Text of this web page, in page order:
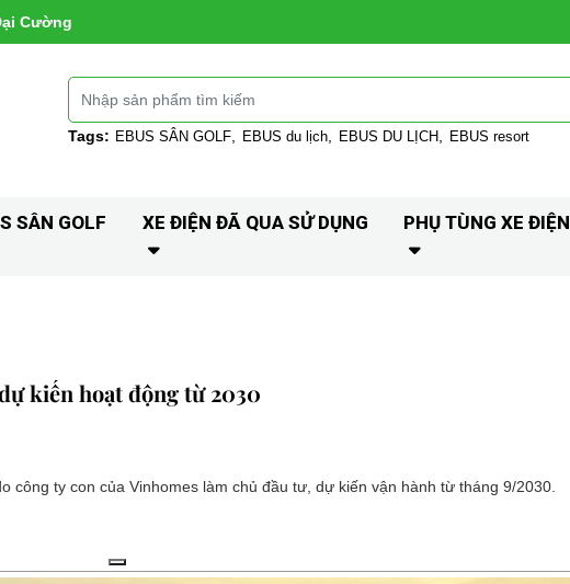
Cường
Tags: EBUS SÂN GOLF EBUS du lịch EBUS DU LỊCH EBUS resort
SÂN GOLF XE ĐIỆN ĐÃ QUA SỬ DỤNG PHỤ TÙNG XE ĐIỆN
kiến hoạt động từ 2030
công ty con của Vinhomes làm chủ đầu tư, dự kiến vận hành từ tháng 9/2030.